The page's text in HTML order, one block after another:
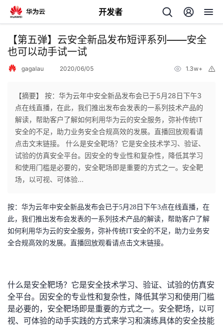
开发者
返
回
个
人
主
我
的
发
者
的
博
我
的
我
【第五弹】云安全新品发布短评系列——安全
也可以动手试一试
gagalau 2020/06/05 1.3w+
【摘要】 按：华为云年中安全新品发布会已于5月28日下午3
点在线直播，在此，我们推出发布会发表的一系列技术产品的
解读，帮助客户了解如何利用华为云的安全服务，弥补传统IT
安全的不足，助力业务安全合规高效的发展。直播回放观看请
点击文末链接。 什么是安全靶场？它是安全技术学习、验证、
试验的仿真安全平台。因安全的专业性和复杂性，降低其学习
和使用门槛是必要的，安全靶场即是重要的方式之一。安全靶
场，以可视、可体验...
按：华为云年中安全新品发布会已于5月28日下午3点在线直播，在
此，我们推出发布会发表的一系列技术产品的解读，帮助客户了解
如何利用华为云的安全服务，弥补传统IT安全的不足，助力业务安
全合规高效的发展。直播回放观看请点击文末链接。
什么是安全靶场？它是安全技术学习、验证、试验的仿真安
全平台。因安全的专业性和复杂性，降低其学习和使用门槛
是必要的，安全靶场即是重要的方式之一。安全靶场，以可
视、可体验的动手实践的方式来学习和演练具体的安全技能